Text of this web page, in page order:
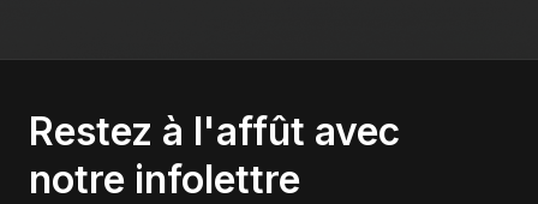
Restez à l'affût avec
notre infolettre